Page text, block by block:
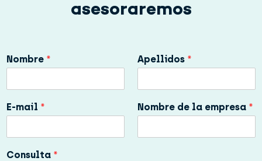
asesoraremos
Nombre * Apellidos *
E-mail * Nombre de la empresa *
Consulta *